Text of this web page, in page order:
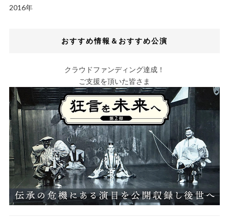
2016年
おすすめ情報＆おすすめ公演
クラウドファンディング達成！
ご支援を頂いた皆さま